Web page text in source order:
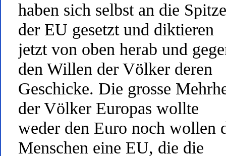
haben sich selbst an die Spitze
der EU gesetzt und diktieren
jetzt von oben herab und
den Willen der Völker deren
Geschicke. Die grosse
der Völker Europas wollte
weder den Euro noch wollen
Menschen eine EU, die die